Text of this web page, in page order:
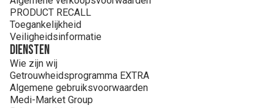
PRODUCT RECALL
Toegankelijkheid
Veiligheidsinformatie
Diensten
Wie zijn wij
Getrouwheidsprogramma EXTRA
Algemene gebruiksvoorwaarden
Medi-Market Group